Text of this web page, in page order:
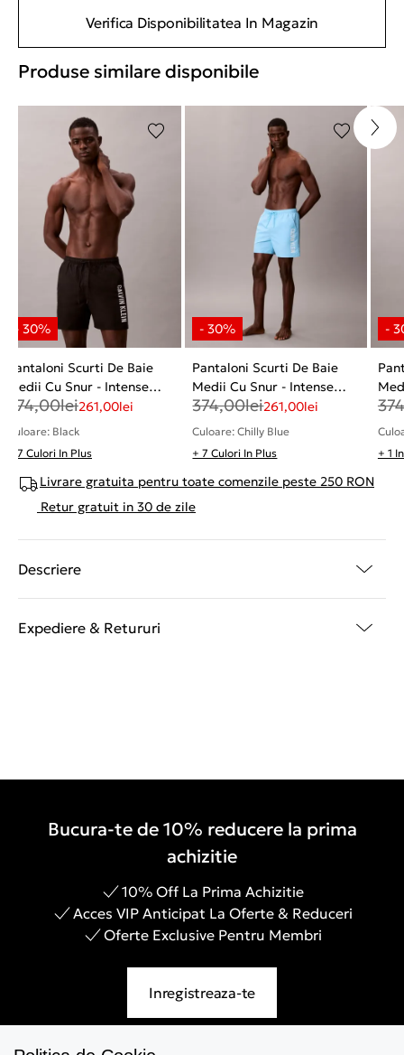
Verifica Disponibilitatea In Magazin
Produse similare disponibile
Pantaloni Scurti De Baie
Medii Cu Snur - Intense
Power
374,00lei261,00lei
Culoare: Black
+ 7 Culori In Plus
Pantaloni Scurti De Baie
Medii Cu Snur - Intense
Power
374,00lei261,00lei
Culoare: Chilly Blue
+ 7 Culori In Plus
+ 1
Livrare gratuita pentru toate comenzile peste 250 RON
Retur gratuit in 30 de zile
Descriere
Expediere & Retururi
Bucura-te de 10% reducere la prima
achizitie
10% Off La Prima Achizitie
Acces VIP Anticipat La Oferte & Reduceri
Oferte Exclusive Pentru Membri
Inregistreaza-te